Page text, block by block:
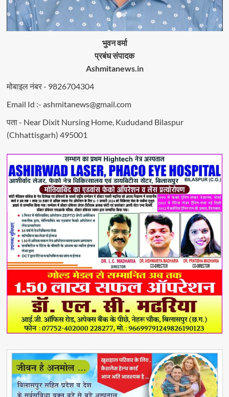
भुवन वर्मा
प्रबंध संपादक
Ashmitanews.in
मोबाइल नंबर - 9826704304
Email Id :- ashmitanews@gmail.com
पता - Near Dixit Nursing Home, Kududand Bilaspur
(Chhattisgarh) 495001